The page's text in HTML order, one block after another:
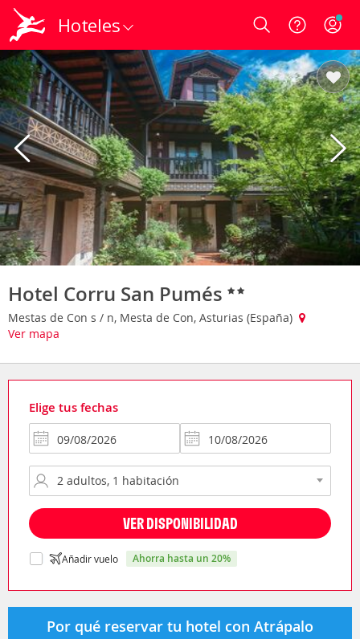
Hoteles Login
Hotel Corru San Pumés
Mestas de Con s / n, Mesta de Con, Asturias (España)
Ver mapa
Elige tus fechas
VER DISPONIBILIDAD
Añadir vuelo ahorra hasta un 20%
Por qué reservar tu hotel con Atrápalo